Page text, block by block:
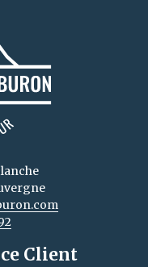
Client